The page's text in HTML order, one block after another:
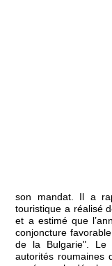
son mandat. Il a
touristique a réalisé
et a estimé que
conjoncture
de la Bulgarie". Le
autorités roumaines